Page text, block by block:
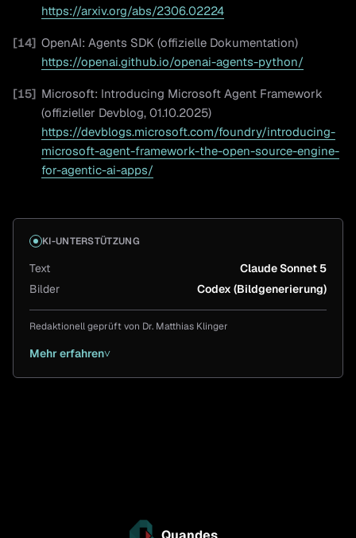
https://arxiv.org/abs/2306.02224
[14] OpenAI: Agents SDK (offizielle Dokumentation)
https://openai.github.io/openai-agents-python/
[15] Microsoft: Introducing Microsoft Agent Framework
(offizieller Devblog, 01.10.2025)
https://devblogs.microsoft.com/foundry/introducing-
microsoft-agent-framework-the-open-source-engine-
for-agentic-ai-apps/
KI-UNTERSTÜTZUNG
Text
Claude Sonnet 5
Bilder
Codex (Bildgenerierung)
Redaktionell geprüft von Dr. Matthias Klinger
Mehr erfahren˅